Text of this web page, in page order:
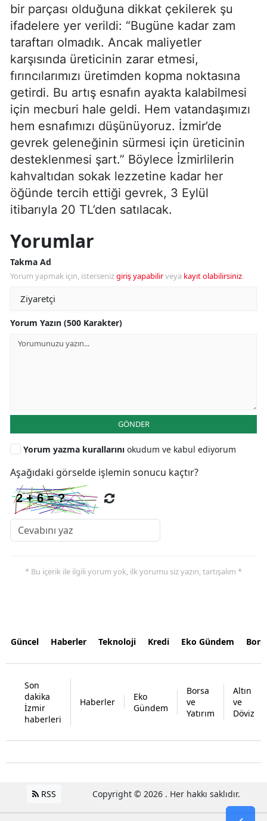
bir parçası olduğuna dikkat çekilerek şu
ifadelere yer verildi: “Bugüne kadar zam
taraftarı olmadık. Ancak maliyetler
karşısında üreticinin zarar etmesi,
fırıncılarımızı üretimden kopma noktasına
getirdi. Bu artış esnafın ayakta kalabilmesi
için mecburi hale geldi. Hem vatandaşımızı
hem esnafımızı düşünüyoruz. İzmir’de
gevrek geleneğinin sürmesi için üreticinin
desteklenmesi şart.” Böylece İzmirlilerin
kahvaltıdan sokak lezzetine kadar her
öğünde tercih ettiği gevrek, 3 Eylül
itibarıyla 20 TL’den satılacak.
Yorumlar
Takma Ad
Yorum yapmak için, istersenizgiriş yapabilirveya kayıt olabilirsiniz.
Yorum Yazın (500 Karakter)
GÖNDER
Yorum yazma kurallarını okudum ve kabul ediyorum
Aşağıdaki görselde işlemin sonucu kaçtır?
* Bu içerik ile ilgili yorum yok, ilk yorumu siz yazın, tartışalım *
Güncel Haberler Teknoloji Kredi Eko Gündem
Son
dakika
İzmir
haberleri
Haberler
Eko
Gündem
Borsa
ve
Yatırım
Altın
ve
Döviz
RSS Copyright © 2026 . Her hakkı saklıdır.